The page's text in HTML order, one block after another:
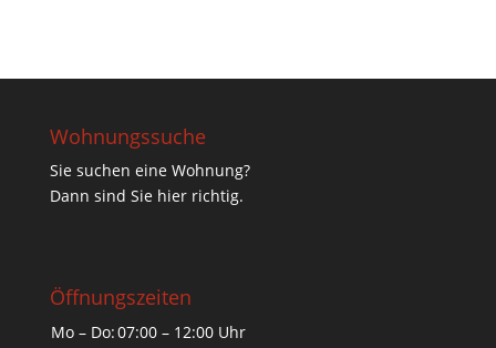
Wohnungssuche
Sie suchen eine Wohnung?
Dann sind Sie hier richtig.
Öffnungszeiten
Mo – Do:07:00 – 12:00 Uhr